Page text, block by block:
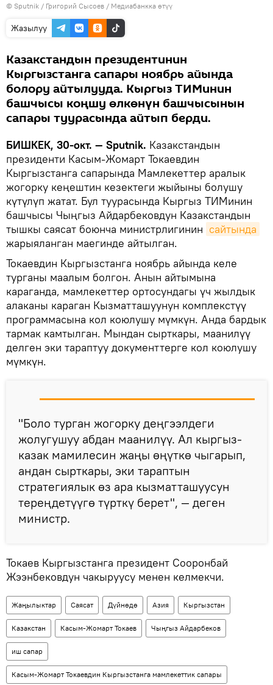
© Sputnik / Григорий Сысоев / Медиабанкка өтүү
Жазылуу
Казакстандын президентинин
Кыргызстанга сапары ноябрь айында
болору айтылууда. Кыргыз ТИМинин
башчысы коңшу өлкөнүн башчысынын
сапары туурасында айтып берди.
БИШКЕК, 30-окт. — Sputnik. Казакстандын
президенти Касым-Жомарт Токаевдин
Кыргызстанга сапарында Мамлекеттер аралык
жогорку кеңештин кезектеги жыйыны болушу
күтүлүп жатат. Бул туурасында Кыргыз ТИМинин
башчысы Чыңгыз Айдарбековдун Казакстандын
тышкы саясат боюнча министрлигинин сайтында
жарыяланган маегинде айтылган.
Токаевдин Кыргызстанга ноябрь айында келе
турганы маалым болгон. Анын айтымына
караганда, мамлекеттер ортосундагы үч жылдык
алаканы караган Кызматташуунун комплекстүү
программасына кол коюлушу мүмкүн. Анда бардык
тармак камтылган. Мындан сырткары, маанилүү
делген эки тараптуу документтерге кол коюлушу
мүмкүн.
"Боло турган жогорку деңгээлдеги
жолугушуу абдан маанилүү. Ал кыргыз-
казак мамилесин жаңы өңүткө чыгарып,
андан сырткары, эки тараптын
стратегиялык өз ара кызматташуусун
тереңдетүүгө түрткү берет", — деген
министр.
Токаев Кыргызстанга президент Сооронбай
Жээнбековдун чакыруусу менен келмекчи.
Жаңылыктар Саясат Дүйнөдө Азия Кыргызстан
Казакстан Касым-Жомарт Токаев Чыңгыз Айдарбеков
иш сапар
Касым-Жомарт Токаевдин Кыргызстанга мамлекеттик сапары